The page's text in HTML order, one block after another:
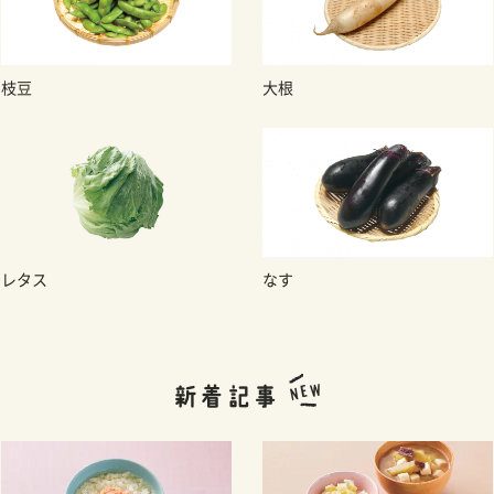
枝豆 大根
レタス なす